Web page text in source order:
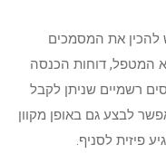
להכין את המסמכים
המטפל, דוחות הכנסה
רשמיים שניתן לקבל
לבצע גם באופן מקוון
פיזית לסניף.